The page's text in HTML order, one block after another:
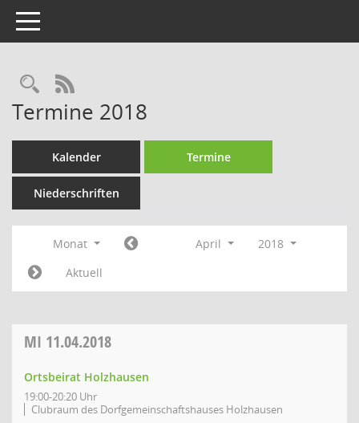
Toggle navigation
Rechercheauswahl
RSS-Feed
Termine 2018
Kalender Termine
Niederschriften
Monat April
2018
Aktuell
MI 11.04.2018
Ortsbeirat Holzhausen
19:00-20:20 Uhr
Clubraum des Dorfgemeinschaftshauses Holzhausen